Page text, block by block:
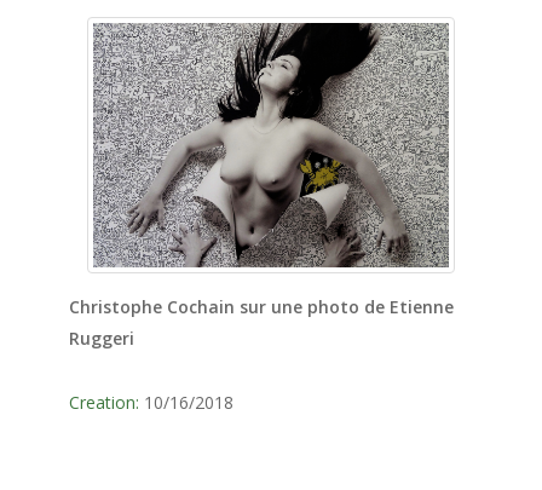
Christophe Cochain sur une photo de Etienne
Ruggeri
Creation: 10/16/2018